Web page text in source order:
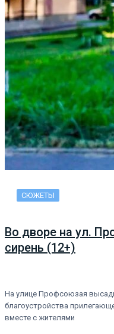
СЮЖЕТЫ
Во дворе на ул.
сирень (12+)
На улице Профсоюзая
благоустройства
вместе с жителями